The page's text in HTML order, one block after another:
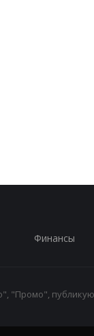
Финансы
"Промо",